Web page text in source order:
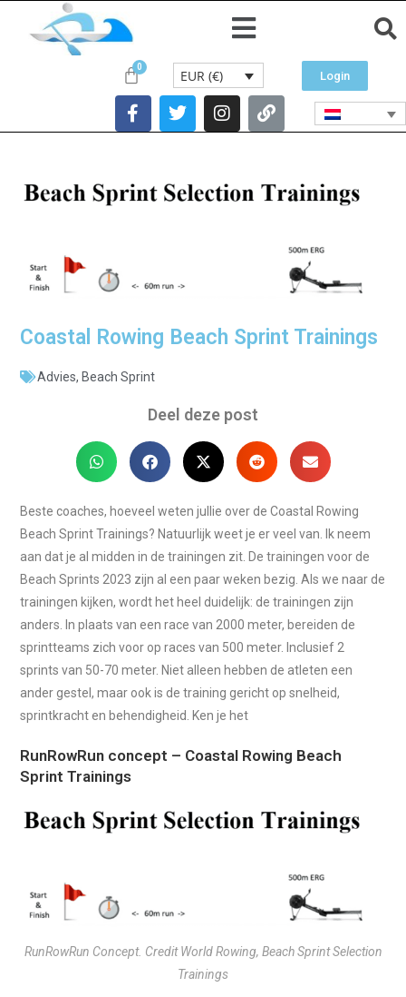
EUR (€) Login
Coastal Rowing Beach Sprint Trainings
Advies, Beach Sprint
Deel deze post
Beste coaches, hoeveel weten jullie over de Coastal Rowing
Beach Sprint Trainings? Natuurlijk weet je er veel van. Ik neem
aan dat je al midden in de trainingen zit. De trainingen voor de
Beach Sprints 2023 zijn al een paar weken bezig. Als we naar de
trainingen kijken, wordt het heel duidelijk: de trainingen zijn
anders. In plaats van een race van 2000 meter, bereiden de
sprintteams zich voor op races van 500 meter. Inclusief 2
sprints van 50-70 meter. Niet alleen hebben de atleten een
ander gestel, maar ook is de training gericht op snelheid,
sprintkracht en behendigheid. Ken je het
RunRowRun concept – Coastal Rowing Beach
Sprint Trainings
RunRowRun Concept. Credit World Rowing, Beach Sprint Selection
Trainings